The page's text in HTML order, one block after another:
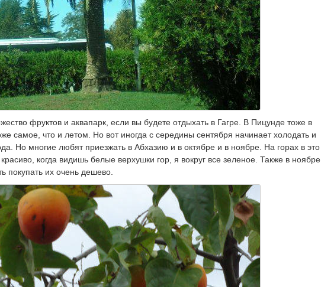
фруктов и аквапарк, если вы будете отдыхать в Гагре. В Пицунде тоже в
самое, что и летом. Но вот иногда с середины сентября начинает холодать и
Но многие любят приезжать в Абхазию и в октябре и в ноябре. На горах в это
когда видишь белые верхушки гор, я вокруг все зеленое. Также в ноябре
покупать их очень дешево.